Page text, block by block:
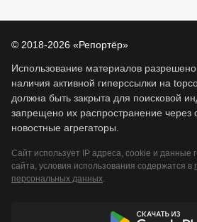
© 2018-2026 «Репортёр»
Использование материалов
наличия активной гиперссылки на
должна быть закрыта для поисковой
запрещено их распространение через
новостные агрегаторы.
Сайт использует IP адреса, cookie и данные
сайта, условия использования содержатся в
персональных данных.